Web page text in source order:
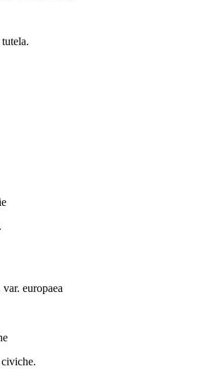
europaea